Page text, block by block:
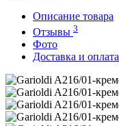
Описание товара
Отзывы 3
Фото
Доставка и оплата